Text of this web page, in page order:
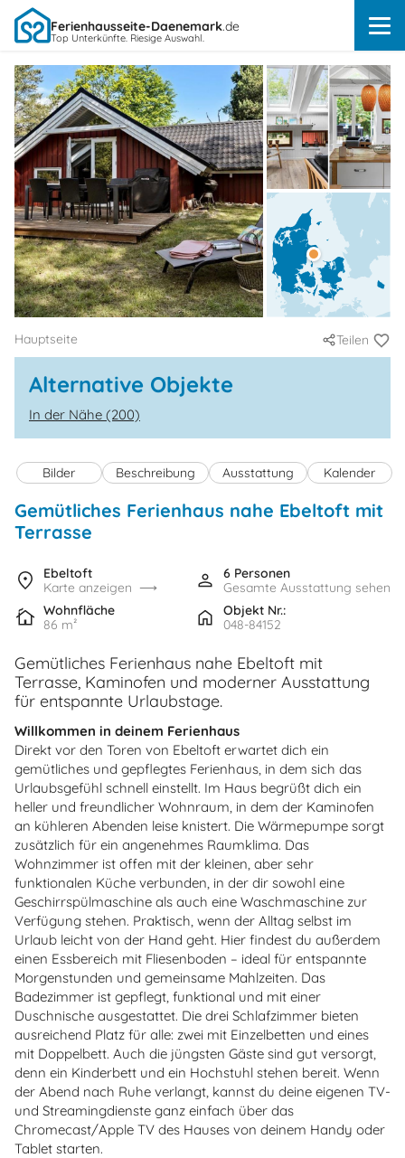
Ferienhausseite-Daenemark.de
Top Unterkünfte. Riesige Auswahl.
Hauptseite Teilen
Alternative Objekte
In der Nähe (200)
Bilder Beschreibung Ausstattung Kalender
Gemütliches Ferienhaus nahe Ebeltoft mit
Terrasse
Ebeltoft
Karte anzeigen
6 Personen
Gesamte Ausstattung sehen
Wohnfläche
86 m²
Objekt Nr.:
048-84152
Gemütliches Ferienhaus nahe Ebeltoft mit
Terrasse, Kaminofen und moderner Ausstattung
für entspannte Urlaubstage.
Willkommen in deinem Ferienhaus
Direkt vor den Toren von Ebeltoft erwartet dich ein
gemütliches und gepflegtes Ferienhaus, in dem sich das
Urlaubsgefühl schnell einstellt. Im Haus begrüßt dich ein
heller und freundlicher Wohnraum, in dem der Kaminofen
an kühleren Abenden leise knistert. Die Wärmepumpe sorgt
zusätzlich für ein angenehmes Raumklima. Das
Wohnzimmer ist offen mit der kleinen, aber sehr
funktionalen Küche verbunden, in der dir sowohl eine
Geschirrspülmaschine als auch eine Waschmaschine zur
Verfügung stehen. Praktisch, wenn der Alltag selbst im
Urlaub leicht von der Hand geht. Hier findest du außerdem
einen Essbereich mit Fliesenboden – ideal für entspannte
Morgenstunden und gemeinsame Mahlzeiten. Das
Badezimmer ist gepflegt, funktional und mit einer
Duschnische ausgestattet. Die drei Schlafzimmer bieten
ausreichend Platz für alle: zwei mit Einzelbetten und eines
mit Doppelbett. Auch die jüngsten Gäste sind gut versorgt,
denn ein Kinderbett und ein Hochstuhl stehen bereit. Wenn
der Abend nach Ruhe verlangt, kannst du deine eigenen TV-
und Streamingdienste ganz einfach über das
Chromecast/Apple TV des Hauses von deinem Handy oder
Tablet starten.